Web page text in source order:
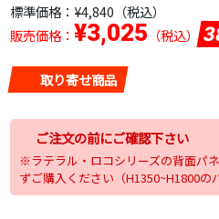
標準価格： ¥4,840 （税込）
販売価格： ¥3,025 （税込）
取り寄せ商品
ご注文の前にご確認下さい
※ラテラル・ロコシリーズの背面パ
ずご購入ください（H1350~H1800の